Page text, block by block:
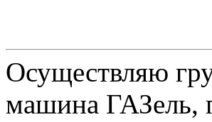
Осуществляю
машина ГАЗель,